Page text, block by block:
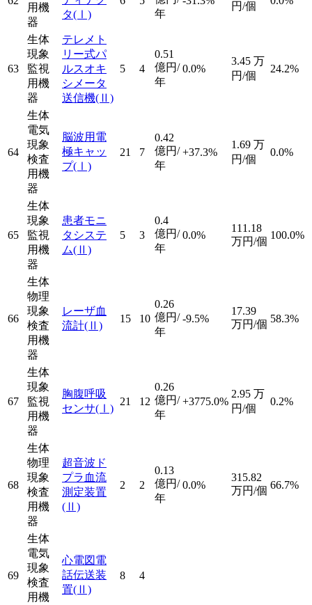
用機
器
タ(Ⅰ)
年
円/個
63
生体
現象
監視
用機
器
テレメト
リー式パ
ルスオキ
シメータ
送信機(Ⅱ)
5 4
0.51
億円/
年
0.0%
3.45 万
円/個
24.2%
64
生体
電気
現象
検査
用機
器
脳波用電
極キャッ
プ(Ⅰ)
21 7
0.42
億円/
年
+37.3%
1.69 万
円/個
0.0%
65
生体
現象
監視
用機
器
患者モニ
タシステ
ム(Ⅱ)
5 3
0.4
億円/
年
0.0%
111.18
万円/個
100.0%
66
生体
物理
現象
検査
用機
器
レーザ血
流計(Ⅱ)
15 10
0.26
億円/
年
-9.5%
17.39
万円/個 58.3%
67
生体
現象
監視
用機
器
胸腹呼吸
センサ(Ⅰ)
21 12
0.26
億円/
年
+3775.0%
2.95 万
円/個
0.2%
68
生体
物理
現象
検査
用機
器
超音波ド
プラ血流
測定装置
(Ⅱ)
2 2
0.13
億円/
年
0.0%
315.82
万円/個 66.7%
69
生体
電気
現象
検査
用機
心電図電
話伝送装
置(Ⅱ)
8 4